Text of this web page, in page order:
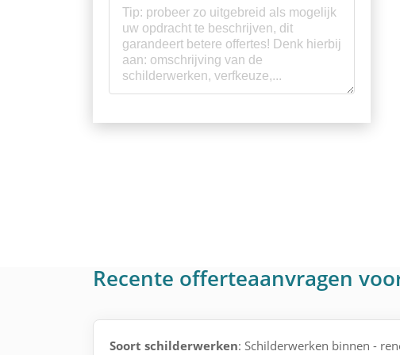
Recente offerteaanvragen
Soort schilderwerken: Schilderwerken binnen -